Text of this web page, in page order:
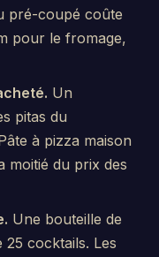
pré-coupé coûte
pour le fromage,
Un
pitas du
à pizza maison
moitié du prix des
Une bouteille de
cocktails. Les